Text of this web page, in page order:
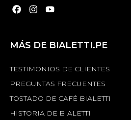
MÁS DE BIALETTI.PE
TESTIMONIOS DE CLIENTES
PREGUNTAS FRECUENTES
TOSTADO DE CAFÉ BIALETTI
HISTORIA DE BIALETTI